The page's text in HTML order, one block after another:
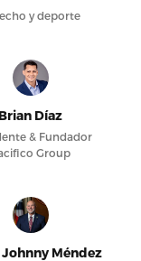
y deporte
Brian Díaz
& Fundador
Group
Méndez